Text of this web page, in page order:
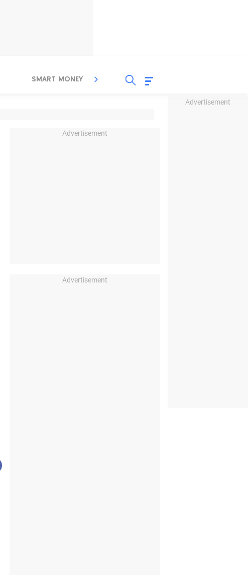
Advertisement
SMART MONEY INSPIRASI BISNIS
Advertisement
Advertisement